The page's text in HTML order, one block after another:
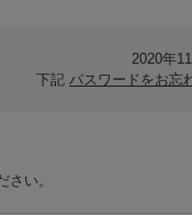
2020年
下記 パスワードをお忘
い。